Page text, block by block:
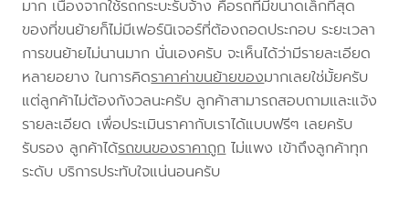
มาก เนื่องจากใช้รถกระบะรับจ้าง คือรถที่มีขนาดเล็กที่สุด
ของที่ขนย้ายก็ไม่มีเฟอร์นิเจอร์ที่ต้องถอดประกอบ ระยะเวลา
การขนย้ายไม่นานมาก นั่นเองครับ จะเห็นได้ว่ามีรายละเอียด
หลายอยาง ในการคิดราคาค่าขนย้ายของมากเลยใช่มั้ยครับ
แต่ลูกค้าไม่ต้องกังวลนะครับ ลูกค้าสามารถสอบถามและแจ้ง
รายละเอียด เพื่อประเมินราคากับเราได้แบบฟรีๆ เลยครับ
รับรอง ลูกค้าได้รถขนของราคาถูกไม่แพง เข้าถึงลูกค้าทุก
ระดับ บริการประทับใจแน่นอนครับ